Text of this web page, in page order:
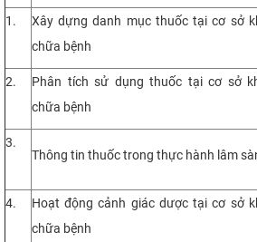
1. Xây dựng danh mục thuốc tại cơ sở
chữa bệnh
2.
Phân tích sử dụng thuốc tại cơ sở
chữa bệnh
3.
Thông tin thuốc trong thực hành lâm
4.
Hoạt động cảnh giác dược tại cơ sở
chữa bệnh